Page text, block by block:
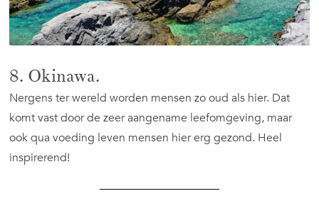
8. Okinawa.
Nergens ter wereld worden mensen zo oud als hier. Dat
komt vast door de zeer aangename leefomgeving, maar
ook qua voeding leven mensen hier erg gezond. Heel
inspirerend!